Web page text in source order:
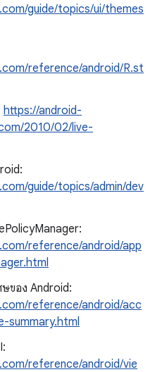
guide/topics/ui/themes
reference/android/R.st
https://android-
2010/02/live-
guide/topics/admin/dev
reference/android/app
ษของ Android:
reference/android/acc
summary.html
reference/android/vie